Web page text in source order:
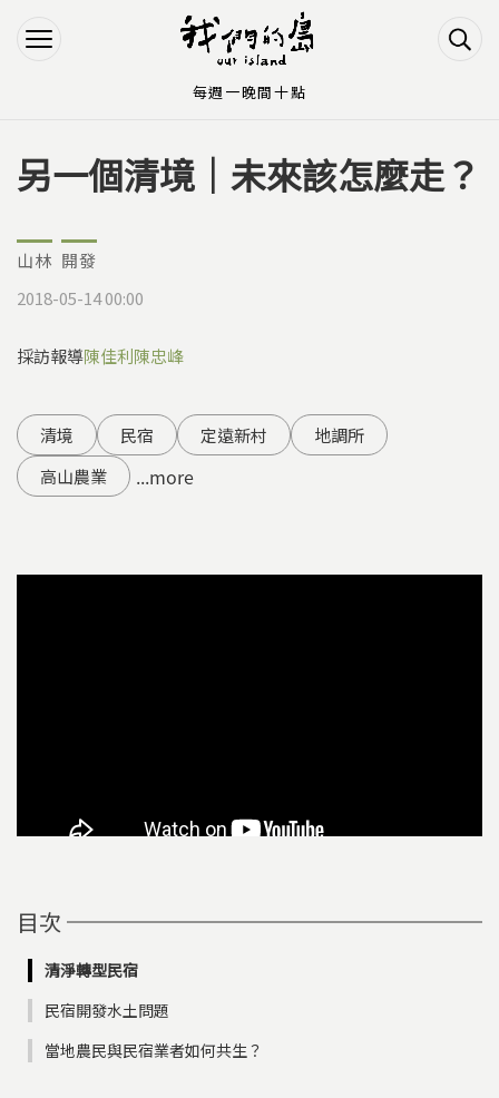
Jump to Navigation
Jump to Main content
您在這裡
另一個清境｜未來該怎麼走？
山林 開發
2018-05-14 00:00
採訪報導陳佳利陳忠峰
清境 民宿 定遠新村
地調所
高山農業
...more
目次
清淨轉型民宿
民宿開發水土問題
當地農民與民宿業者如何共生？
每週一晚間十點